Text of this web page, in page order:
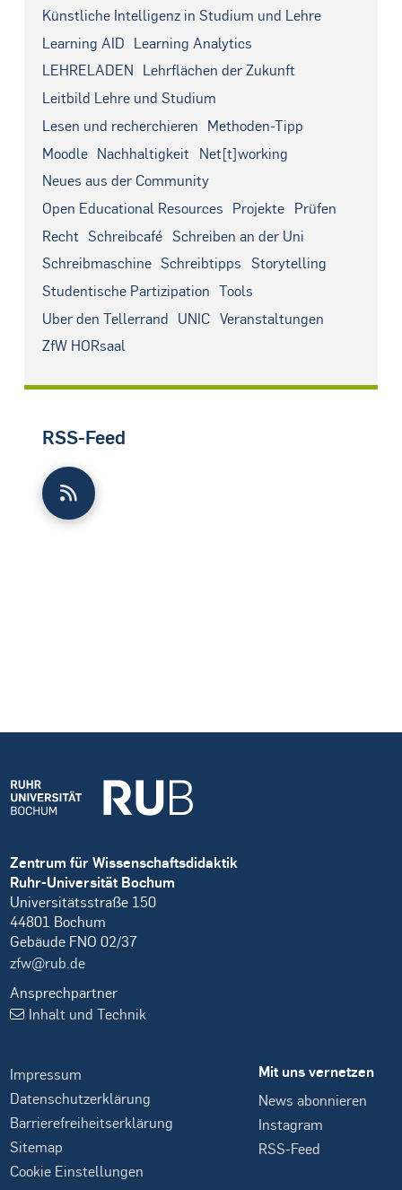
Künstliche Intelligenz in Studium und Lehre
Learning AID Learning Analytics
LEHRELADEN Lehrflächen der Zukunft
Leitbild Lehre und Studium
Lesen und recherchieren Methoden-Tipp
Moodle Nachhaltigkeit Net[t]working
Neues aus der Community
Open Educational Resources Projekte Prüfen
Recht Schreibcafé Schreiben an der Uni
Schreibmaschine Schreibtipps Storytelling
Studentische Partizipation Tools
Über den Tellerrand UNIC Veranstaltungen
ZfW HÖRsaal
RSS-Feed
Zentrum für Wissenschaftsdidaktik
Ruhr-Universität Bochum
Universitätsstraße 150
44801 Bochum
Gebäude FNO 02/37
zfw@rub.de
Ansprechpartner
Inhalt und Technik
Impressum
Datenschutzerklärung
Barrierefreiheitserklärung
Sitemap
Cookie Einstellungen
Mit uns vernetzen
News abonnieren
Instagram
RSS-Feed